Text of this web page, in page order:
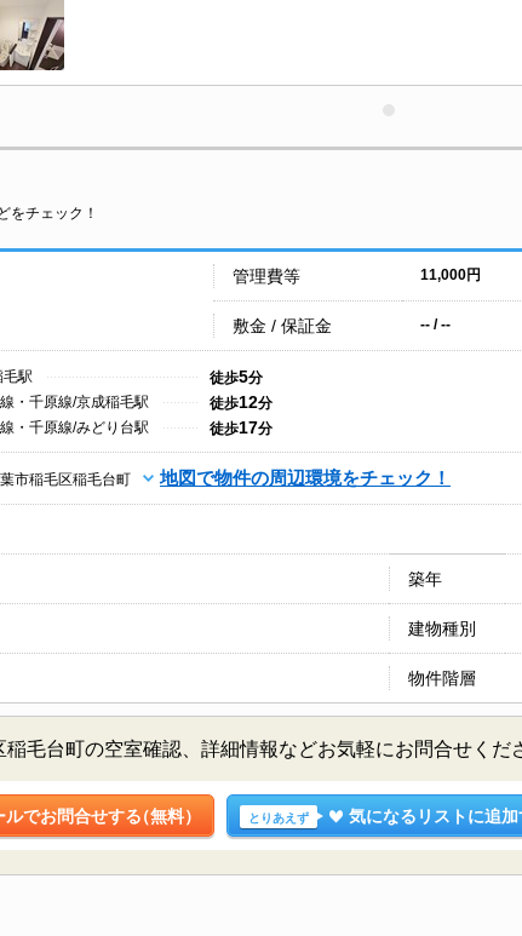
をチェック！
管理費等 11,000円
敷金 / 保証金 -- / --
毛駅 徒歩5分
・千原線/京成稲毛駅
徒歩12分
・千原線/みどり台駅
徒歩17分
市稲毛区稲毛台町 地図で物件の周辺環境をチェック！
築年
建物種別
物件階層
毛台町の空室確認、詳細情報などお気軽にお問合せくだ
ルでお問合せする（無料） とりあえず 気になるリストに追加